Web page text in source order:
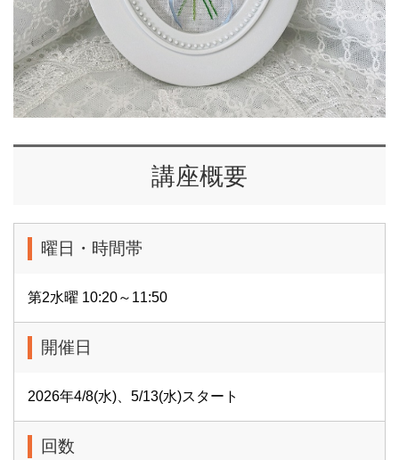
講座概要
曜日・時間帯
第2水曜 10:20～11:50
開催日
2026年4/8(水)、5/13(水)スタート
回数